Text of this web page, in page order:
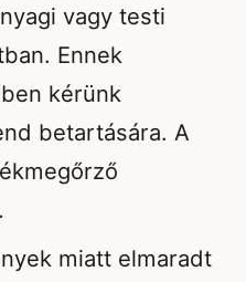
vagy testi
Ennek
kérünk
betartására. A
miatt elmaradt